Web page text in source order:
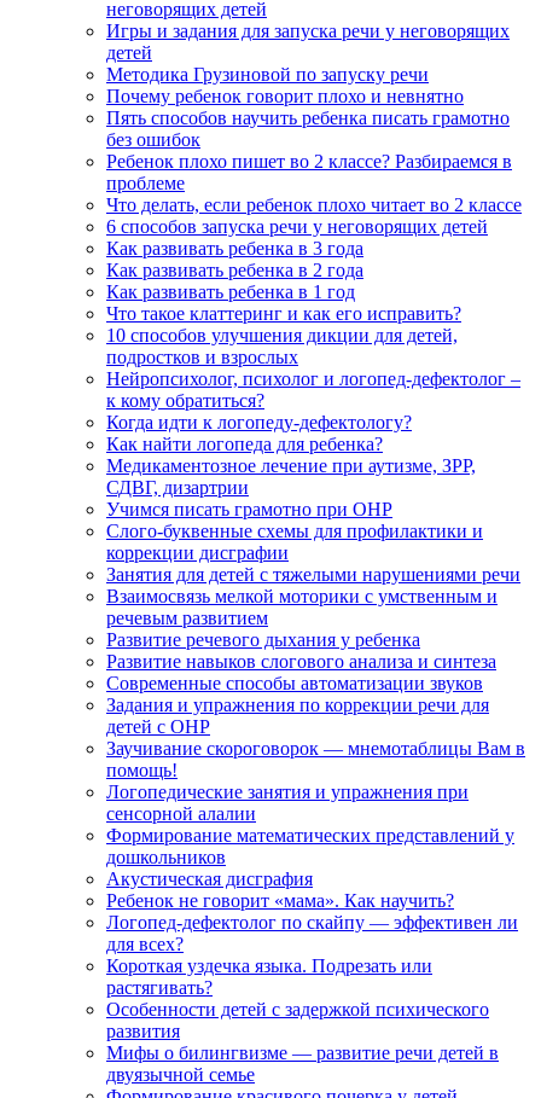
неговорящих детей
Игры и задания для запуска речи у неговорящих
детей
Методика Грузиновой по запуску речи
Почему ребенок говорит плохо и невнятно
Пять способов научить ребенка писать грамотно
без ошибок
Ребенок плохо пишет во 2 классе? Разбираемся в
проблеме
Что делать, если ребенок плохо читает во 2 классе
6 способов запуска речи у неговорящих детей
Как развивать ребенка в 3 года
Как развивать ребенка в 2 года
Как развивать ребенка в 1 год
Что такое клаттеринг и как его исправить?
10 способов улучшения дикции для детей,
подростков и взрослых
Нейропсихолог, психолог и логопед-дефектолог –
к кому обратиться?
Когда идти к логопеду-дефектологу?
Как найти логопеда для ребенка?
Медикаментозное лечение при аутизме, ЗРР,
СДВГ, дизартрии
Учимся писать грамотно при ОНР
Слого-буквенные схемы для профилактики и
коррекции дисграфии
Занятия для детей с тяжелыми нарушениями речи
Взаимосвязь мелкой моторики с умственным и
речевым развитием
Развитие речевого дыхания у ребенка
Развитие навыков слогового анализа и синтеза
Современные способы автоматизации звуков
Задания и упражнения по коррекции речи для
детей с ОНР
Заучивание скороговорок — мнемотаблицы Вам в
помощь!
Логопедические занятия и упражнения при
сенсорной алалии
Формирование математических представлений у
дошкольников
Акустическая дисграфия
Ребенок не говорит «мама». Как научить?
Логопед-дефектолог по скайпу — эффективен ли
для всех?
Короткая уздечка языка. Подрезать или
растягивать?
Особенности детей с задержкой психического
развития
Мифы о билингвизме — развитие речи детей в
двуязычной семье